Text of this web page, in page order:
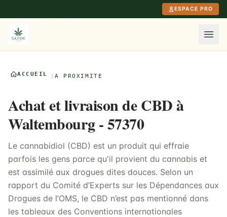
ESPACE PRO
ACCUEIL À PROXIMITÉ
Achat et livraison de CBD à
Waltembourg - 57370
Le cannabidiol (CBD) est un produit qui effraie
parfois les gens parce qu'il provient du cannabis et
est assimilé aux drogues dites douces. Selon un
rapport du Comité d’Experts sur les Dépendances aux
Drogues de l’OMS, le CBD n’est pas mentionné dans
les tableaux des Conventions internationales